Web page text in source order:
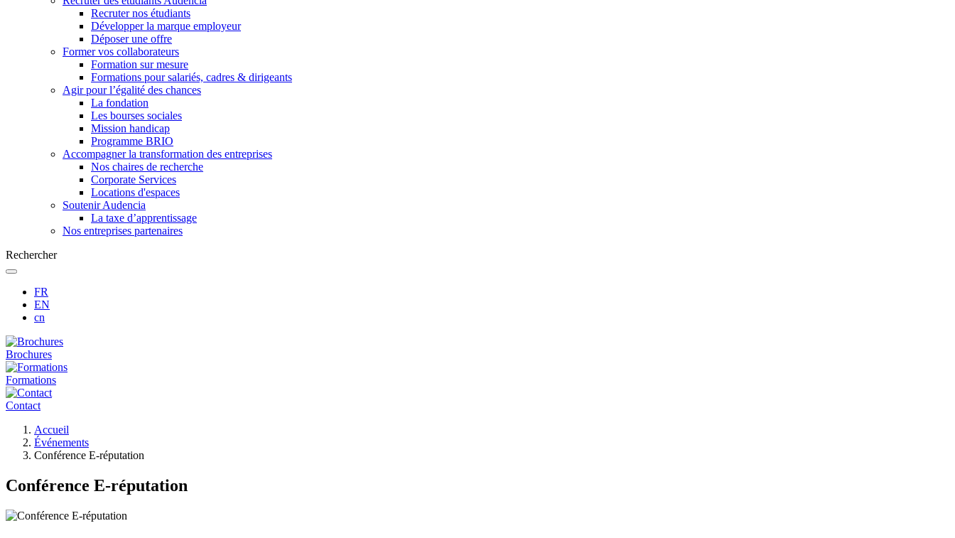
Recruter nos étudiants
Développer la marque employeur
Déposer une offre
Former vos collaborateurs
Formation sur mesure
Formations pour salariés, cadres & dirigeants
Agir pour l’égalité des chances
La fondation
Les bourses sociales
Mission handicap
Programme BRIO
Accompagner la transformation des entreprises
Nos chaires de recherche
Corporate Services
Locations d'espaces
Soutenir Audencia
La taxe d’apprentissage
Nos entreprises partenaires
Rechercher
FR
EN
cn
Brochures
Formations
Contact
d'Ariane
Accueil
Événements
Conférence E-réputation
Conférence E-réputation